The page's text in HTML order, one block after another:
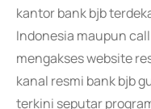
kantor bank bjb
Indonesia maupun
mengakses website
kanal resmi bank bjb
terkini seputar